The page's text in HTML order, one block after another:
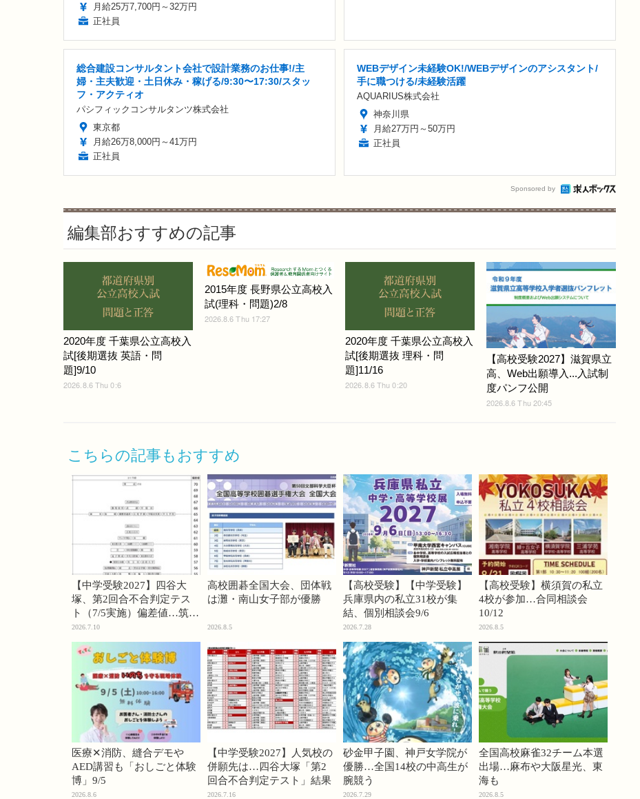
月給25万7,700円～32万円
正社員
総合建設コンサルタント会社で設計業務のお仕事!/主
婦・主夫歓迎・土日休み・稼げる/9:30〜17:30/スタッ
フ・アクティオ
パシフィックコンサルタンツ株式会社
東京都
月給26万8,000円～41万円
正社員
WEBデザイン未経験OK!/WEBデザインのアシスタント/
手に職つける/未経験活躍
AQUARIUS株式会社
神奈川県
月給27万円～50万円
正社員
Sponsored by
編集部おすすめの記事
2020年度 千葉県公立高校入
試[後期選抜 英語・問
題]9/10
2026.8.6 Thu 0:6
2015年度 長野県公立高校入
試(理科・問題)2/8
2026.8.6 Thu 17:27
2020年度 千葉県公立高校入
試[後期選抜 理科・問
題]11/16
2026.8.6 Thu 0:20
【高校受験2027】滋賀県立
高、Web出願導入...入試制
度パンフ公開
2026.8.6 Thu 20:45
こちらの記事もおすすめ
【中学受験2027】四谷大
塚、第2回合不合判定テス
ト（7/5実施）偏差値…筑駒
74・桜蔭70＜PR＞
2026.7.10
高校囲碁全国大会、団体戦
は灘・南山女子部が優勝
2026.8.5
【高校受験】【中学受験】
兵庫県内の私立31校が集
結、個別相談会9/6
2026.7.28
【高校受験】横須賀の私立
4校が参加…合同相談会
10/12
2026.8.5
医療✕消防、縫合デモや
AED講習も「おしごと体験
博」9/5
2026.8.6
【中学受験2027】人気校の
併願先は…四谷大塚「第2
回合不合判定テスト」結果
2026.7.16
砂金甲子園、神戸女学院が
優勝…全国14校の中高生が
腕競う
2026.7.29
全国高校麻雀32チーム本選
出場…麻布や大阪星光、東
海も
2026.8.5